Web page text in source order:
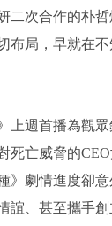
二次合作的朴
布局，早就在不
上週首播為觀
死亡威脅的
》劇情進度卻
誼、甚至攜手